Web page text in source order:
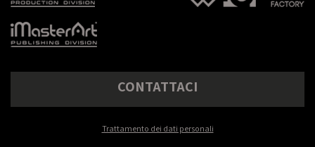
CONTATTACI
Trattamento dei dati personali